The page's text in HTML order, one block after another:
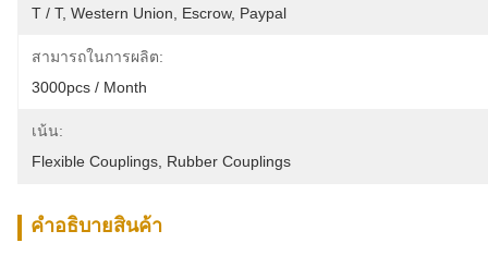
T / T, Western Union, Escrow, Paypal
สามารถในการผลิต:
3000pcs / Month
เน้น:
Flexible Couplings Rubber Couplings
คําอธิบายสินค้า